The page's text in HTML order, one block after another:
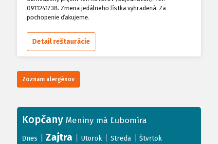
kakao alebo mak
0911241738. Zmena jedálneho lístka vyhradená. Za
pochopenie ďakujeme.
Detail reštaurácie
Zoznam alergénov
Kopčany Meniny má Ľubomíra
Dnes Zajtra Utorok Streda Štvrtok